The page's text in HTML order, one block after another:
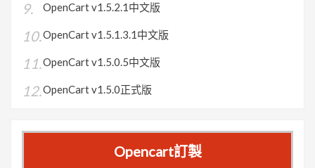
OpenCart v1.5.2.1中文版
OpenCart v1.5.1.3.1中文版
OpenCart v1.5.0.5中文版
OpenCart v1.5.0正式版
Opencart訂製